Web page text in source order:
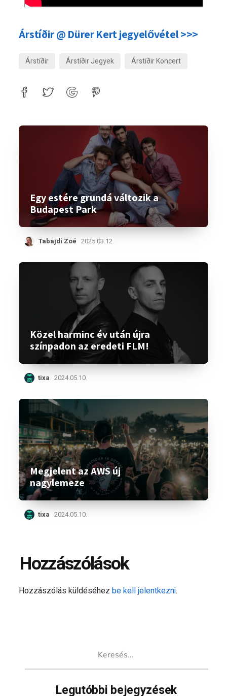
Árstíðir @ Dürer Kert jegyelővétel >>>
Árstíðir Árstíðir Jegyek Árstíðir Koncert
Egy estére grundá változik a
Budapest Park
Tabajdi Zoé 2025.03.12.
Közel harminc év után újra
színpadon az eredeti FLM!
tixa 2024.05.10.
Megjelent az AWS új
nagylemeze
tixa 2024.05.10.
Hozzászólások
Hozzászólás küldéséhezbe kell jelentkezni.
Legutóbbi bejegyzések